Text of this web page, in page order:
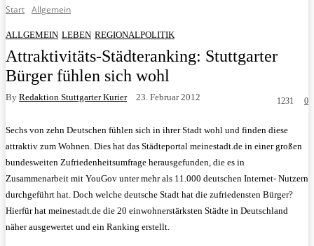
Start Allgemein
ALLGEMEIN LEBEN REGIONALPOLITIK
Attraktivitäts-Städteranking: Stuttgarter
Bürger fühlen sich wohl
By Redaktion Stuttgarter Kurier 23. Februar 2012 0
1231
Sechs von zehn Deutschen fühlen sich in ihrer Stadt wohl und finden diese
attraktiv zum Wohnen. Dies hat das Städteportal meinestadt.de in einer großen
bundesweiten Zufriedenheitsumfrage herausgefunden, die es in
Zusammenarbeit mit YouGov unter mehr als 11.000 deutschen Internet- Nutzern
durchgeführt hat. Doch welche deutsche Stadt hat die zufriedensten Bürger?
Hierfür hat meinestadt.de die 20 einwohnerstärksten Städte in Deutschland
näher ausgewertet und ein Ranking erstellt.